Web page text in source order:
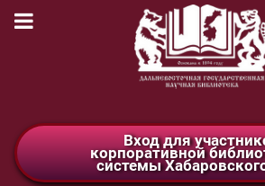
Вход для
корпоративной
системы